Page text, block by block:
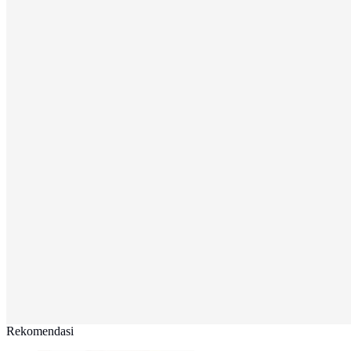
Rekomendasi